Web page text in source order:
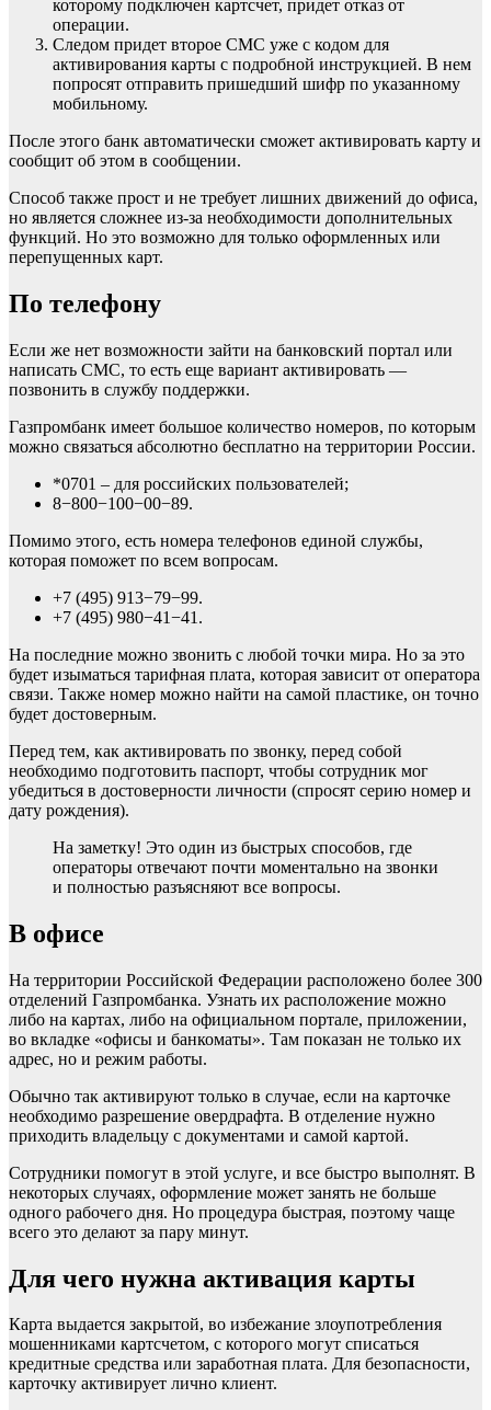
которому подключен картсчет, придет отказ от
операции.
Следом придет второе СМС уже с кодом для
активирования карты с подробной инструкцией. В нем
попросят отправить пришедший шифр по указанному
мобильному.
После этого банк автоматически сможет активировать карту и
сообщит об этом в сообщении.
Способ также прост и не требует лишних движений до офиса,
но является сложнее из-за необходимости дополнительных
функций. Но это возможно для только оформленных или
перепущенных карт.
По телефону
Если же нет возможности зайти на банковский портал или
написать СМС, то есть еще вариант активировать —
позвонить в службу поддержки.
Газпромбанк имеет большое количество номеров, по которым
можно связаться абсолютно бесплатно на территории России.
*0701 – для российских пользователей;
8−800−100−00−89.
Помимо этого, есть номера телефонов единой службы,
которая поможет по всем вопросам.
+7 (495) 913−79−99.
+7 (495) 980−41−41.
На последние можно звонить с любой точки мира. Но за это
будет изыматься тарифная плата, которая зависит от оператора
связи. Также номер можно найти на самой пластике, он точно
будет достоверным.
Перед тем, как активировать по звонку, перед собой
необходимо подготовить паспорт, чтобы сотрудник мог
убедиться в достоверности личности (спросят серию номер и
дату рождения).
На заметку! Это один из быстрых способов, где
операторы отвечают почти моментально на звонки
и полностью разъясняют все вопросы.
В офисе
На территории Российской Федерации расположено более 300
отделений Газпромбанка. Узнать их расположение можно
либо на картах, либо на официальном портале, приложении,
во вкладке «офисы и банкоматы». Там показан не только их
адрес, но и режим работы.
Обычно так активируют только в случае, если на карточке
необходимо разрешение овердрафта. В отделение нужно
приходить владельцу с документами и самой картой.
Сотрудники помогут в этой услуге, и все быстро выполнят. В
некоторых случаях, оформление может занять не больше
одного рабочего дня. Но процедура быстрая, поэтому чаще
всего это делают за пару минут.
Для чего нужна активация карты
Карта выдается закрытой, во избежание злоупотребления
мошенниками картсчетом, с которого могут списаться
кредитные средства или заработная плата. Для безопасности,
карточку активирует лично клиент.